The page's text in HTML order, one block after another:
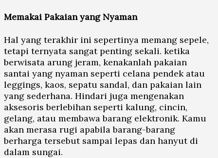
Memakai Pakaian yang Nyaman
Hal yang terakhir ini sepertinya memang sepele,
tetapi ternyata sangat penting sekali. ketika
berwisata arung jeram, kenakanlah pakaian
santai yang nyaman seperti celana pendek atau
leggings, kaos, sepatu sandal, dan pakaian lain
yang sederhana. Hindari juga mengenakan
aksesoris berlebihan seperti kalung, cincin,
gelang, atau membawa barang elektronik. Kamu
akan merasa rugi apabila barang-barang
berharga tersebut sampai lepas dan hanyut di
dalam sungai.